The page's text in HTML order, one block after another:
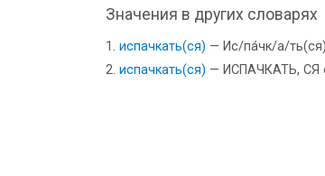
Значения в других словарях
испачкать(ся) — Ис/па́чк/а/
испачкать(ся) — ИСПАЧКАТЬ, СЯ